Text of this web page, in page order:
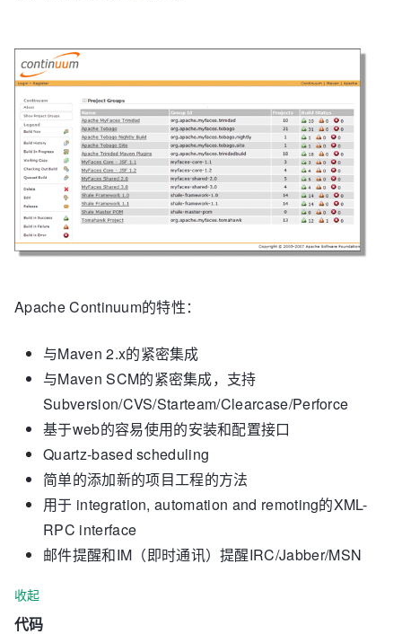
Apache Continuum的特性：
与Maven 2.x的紧密集成
与Maven SCM的紧密集成，支持
Subversion/CVS/Starteam/Clearcase/Perforce
基于web的容易使用的安装和配置接口
Quartz-based scheduling
简单的添加新的项目工程的方法
用于 integration, automation and remoting的XML-
RPC interface
邮件提醒和IM（即时通讯）提醒IRC/Jabber/MSN
收起
代码